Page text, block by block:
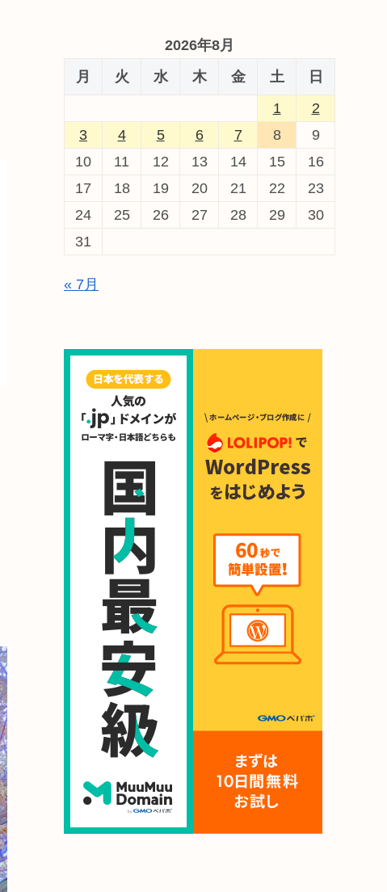
2026年8月
月
火 水 木 金 土
日
1
2
3
4 5 6 7 8
9
10
11 12 13 14 15
16
17
18 19 20 21 22
23
24
25 26 27 28 29
30
31
« 7月